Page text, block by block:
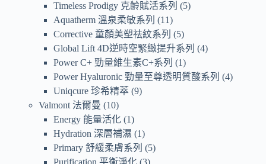
Timeless Prodigy 克齡賦活系列
5
Aquatherm 溫泉柔敏系列
11
Corrective 童顏美塑祛紋系列
5
Global Lift 4D逆時空緊緻提升系列
4
Power C+ 勁量維生素C+系列
1
Power Hyaluronic 勁量至尊透明質酸系列
4
Uniqcure 珍希精萃 9
Valmont 法爾曼
10
Energy 能量活化 1
Hydration 深層補濕
1
Primary 舒緩柔膚系列
5